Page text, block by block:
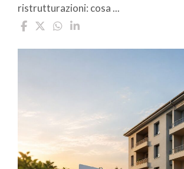
ristrutturazioni: cosa ...